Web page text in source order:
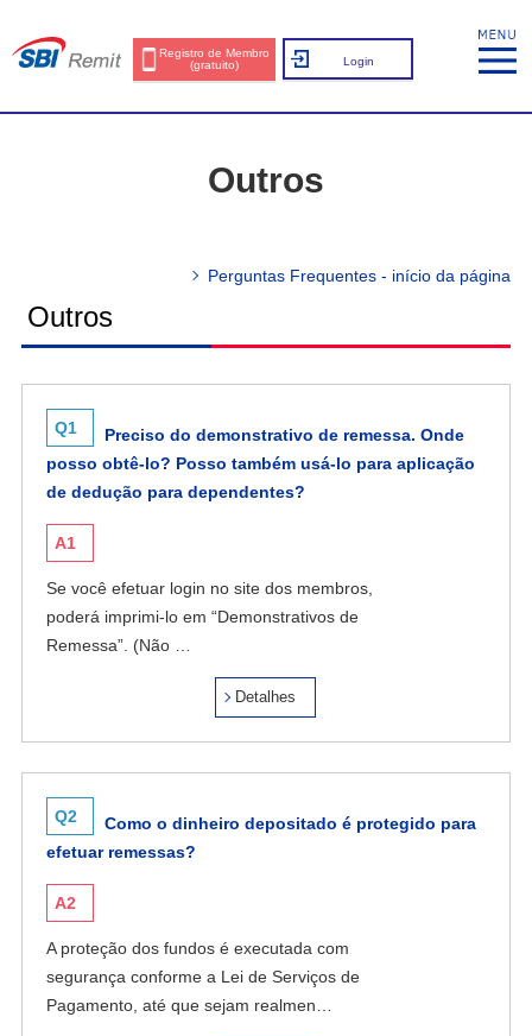
Registro de Membro
(gratuito)
Login
Outros
Perguntas Frequentes - início da página
Outros
Q1
Preciso do demonstrativo de remessa. Onde
posso obtê-lo? Posso também usá-lo para aplicação
de dedução para dependentes?
A1
Se você efetuar login no site dos membros,
poderá imprimi-lo em “Demonstrativos de
Remessa”. (Não …
Detalhes
Q2
Como o dinheiro depositado é protegido para
efetuar remessas?
A2
A proteção dos fundos é executada com
segurança conforme a Lei de Serviços de
Pagamento, até que sejam realmen…